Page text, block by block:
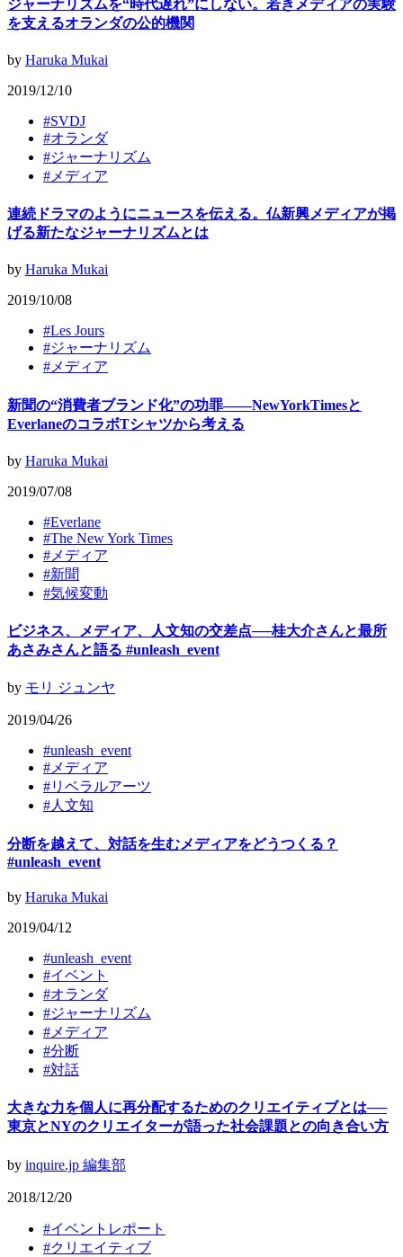
ジャーナリズムを“時代遅れ”にしない。若きメディアの実験
を支えるオランダの公的機関
by Haruka Mukai
2019/12/10
#SVDJ
#オランダ
#ジャーナリズム
# メディア
連続ドラマのようにニュースを伝える。仏新興メディアが掲
げる新たなジャーナリズムとは
by Haruka Mukai
2019/10/08
#Les Jours
#ジャーナリズム
#メディア
新聞の“消費者ブランド化”の功罪——NewYorkTimesと
EverlaneのコラボTシャツから考える
by Haruka Mukai
2019/07/08
#Everlane
#The New York Times
# メディア
#新聞
#気候変動
ビジネス、メディア、人文知の交差点──桂大介さんと最所
あさみさんと語る #unleash_event
by モリ ジュンヤ
2019/04/26
#unleash_event
#メディア
#リベラルアーツ
#人文知
分断を越えて、対話を生むメディアをどうつくる？
#unleash_event
by Haruka Mukai
2019/04/12
#unleash_event
#イベント
#オランダ
#ジャーナリズム
# メディア
#分断
#対話
大きな力を個人に再分配するためのクリエイティブとは──
東京とNYのクリエイターが語った社会課題との向き合い方
by inquire.jp 編集部
2018/12/20
#イベントレポート
#クリエイティブ